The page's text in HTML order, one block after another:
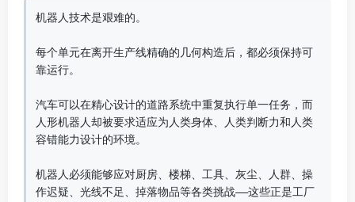
机器人技术是艰难的。
每个单元在离开生产线精确的几何构造后，都必须保持可
靠运行。
汽车可以在精心设计的道路系统中重复执行单一任务，而
人形机器人却被要求适应为人类身体、人类判断力和人类
容错能力设计的环境。
机器人必须能够应对厨房、楼梯、工具、灰尘、人群、操
作迟疑、光线不足、掉落物品等各类挑战——这些正是工厂